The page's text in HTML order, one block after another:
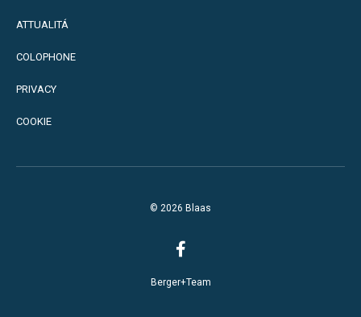
ATTUALITÁ
COLOPHONE
PRIVACY
COOKIE
© 2026 Blaas
Berger+Team